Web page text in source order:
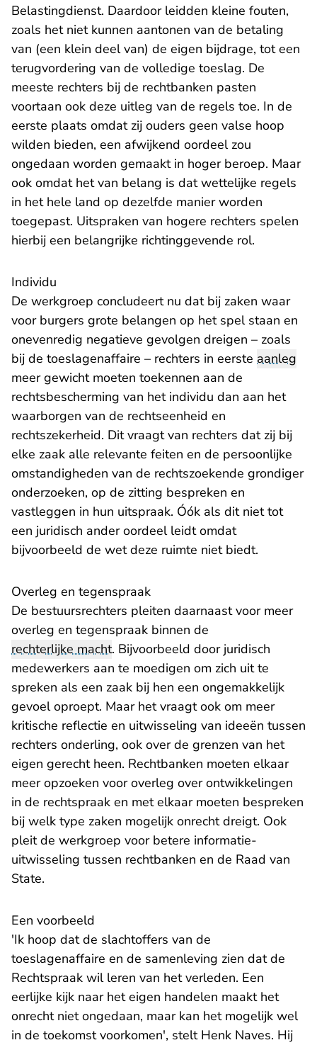
Belastingdienst. Daardoor leidden kleine fouten,
zoals het niet kunnen aantonen van de betaling
van (een klein deel van) de eigen bijdrage, tot een
terugvordering van de volledige toeslag. De
meeste rechters bij de rechtbanken pasten
voortaan ook deze uitleg van de regels toe. In de
eerste plaats omdat zij ouders geen valse hoop
wilden bieden, een afwijkend oordeel zou
ongedaan worden gemaakt in hoger beroep. Maar
ook omdat het van belang is dat wettelijke regels
in het hele land op dezelfde manier worden
toegepast. Uitspraken van hogere rechters spelen
hierbij een belangrijke richtinggevende rol.
Individu
De werkgroep concludeert nu dat bij zaken waar
voor burgers grote belangen op het spel staan en
onevenredig negatieve gevolgen dreigen – zoals
bij de toeslagenaffaire – rechters in eerste aanleg
meer gewicht moeten toekennen aan de
rechtsbescherming van het individu dan aan het
waarborgen van de rechtseenheid en
rechtszekerheid. Dit vraagt van rechters dat zij bij
elke zaak alle relevante feiten en de persoonlijke
omstandigheden van de rechtszoekende grondiger
onderzoeken, op de zitting bespreken en
vastleggen in hun uitspraak. Óók als dit niet tot
een juridisch ander oordeel leidt omdat
bijvoorbeeld de wet deze ruimte niet biedt.
Overleg en tegenspraak
De bestuursrechters pleiten daarnaast voor meer
overleg en tegenspraak binnen de
rechterlijke macht. Bijvoorbeeld door juridisch
medewerkers aan te moedigen om zich uit te
spreken als een zaak bij hen een ongemakkelijk
gevoel oproept. Maar het vraagt ook om meer
kritische reflectie en uitwisseling van ideeën tussen
rechters onderling, ook over de grenzen van het
eigen gerecht heen. Rechtbanken moeten elkaar
meer opzoeken voor overleg over ontwikkelingen
in de rechtspraak en met elkaar moeten bespreken
bij welk type zaken mogelijk onrecht dreigt. Ook
pleit de werkgroep voor betere informatie-
uitwisseling tussen rechtbanken en de Raad van
State.
Een voorbeeld
'Ik hoop dat de slachtoffers van de
toeslagenaffaire en de samenleving zien dat de
Rechtspraak wil leren van het verleden. Een
eerlijke kijk naar het eigen handelen maakt het
onrecht niet ongedaan, maar kan het mogelijk wel
in de toekomst voorkomen', stelt Henk Naves. Hij